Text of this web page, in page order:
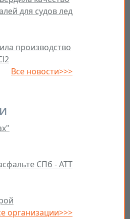
для судов лед
производство
Все новости>>>
СПб - ATT
организации>>>